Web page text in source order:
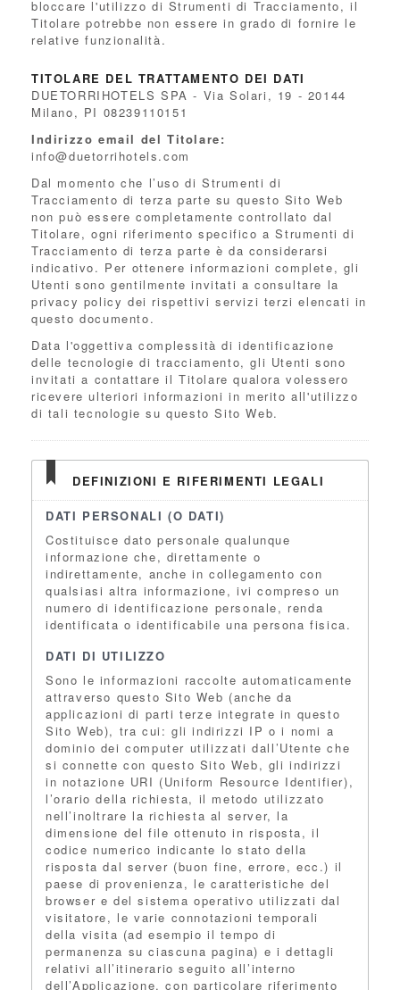
bloccare l'utilizzo di Strumenti di Tracciamento, il
Titolare potrebbe non essere in grado di fornire le
relative funzionalità.
TITOLARE DEL TRATTAMENTO DEI DATI
DUETORRIHOTELS SPA - Via Solari, 19 - 20144
Milano, PI 08239110151
Indirizzo email del Titolare:
info@duetorrihotels.com
Dal momento che l’uso di Strumenti di
Tracciamento di terza parte su questo Sito Web
non può essere completamente controllato dal
Titolare, ogni riferimento specifico a Strumenti di
Tracciamento di terza parte è da considerarsi
indicativo. Per ottenere informazioni complete, gli
Utenti sono gentilmente invitati a consultare la
privacy policy dei rispettivi servizi terzi elencati in
questo documento.
Data l'oggettiva complessità di identificazione
delle tecnologie di tracciamento, gli Utenti sono
invitati a contattare il Titolare qualora volessero
ricevere ulteriori informazioni in merito all'utilizzo
di tali tecnologie su questo Sito Web.
DEFINIZIONI E RIFERIMENTI LEGALI
DATI PERSONALI (O DATI)
Costituisce dato personale qualunque
informazione che, direttamente o
indirettamente, anche in collegamento con
qualsiasi altra informazione, ivi compreso un
numero di identificazione personale, renda
identificata o identificabile una persona fisica.
DATI DI UTILIZZO
Sono le informazioni raccolte automaticamente
attraverso questo Sito Web (anche da
applicazioni di parti terze integrate in questo
Sito Web), tra cui: gli indirizzi IP o i nomi a
dominio dei computer utilizzati dall’Utente che
si connette con questo Sito Web, gli indirizzi
in notazione URI (Uniform Resource Identifier),
l’orario della richiesta, il metodo utilizzato
nell’inoltrare la richiesta al server, la
dimensione del file ottenuto in risposta, il
codice numerico indicante lo stato della
risposta dal server (buon fine, errore, ecc.) il
paese di provenienza, le caratteristiche del
browser e del sistema operativo utilizzati dal
visitatore, le varie connotazioni temporali
della visita (ad esempio il tempo di
permanenza su ciascuna pagina) e i dettagli
relativi all’itinerario seguito all’interno
dell’Applicazione, con particolare riferimento